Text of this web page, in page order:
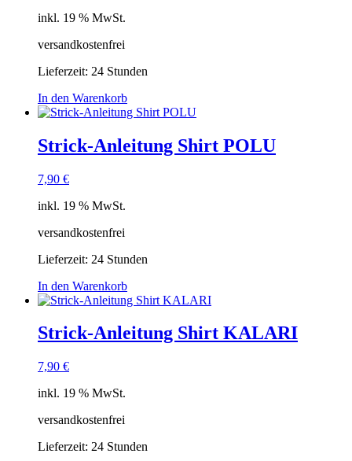
inkl. 19 % MwSt.
versandkostenfrei
Lieferzeit: 24 Stunden
In den Warenkorb
Strick-Anleitung Shirt POLU
7,90 €
inkl. 19 % MwSt.
versandkostenfrei
Lieferzeit: 24 Stunden
In den Warenkorb
Strick-Anleitung Shirt KALARI
7,90 €
inkl. 19 % MwSt.
versandkostenfrei
Lieferzeit: 24 Stunden